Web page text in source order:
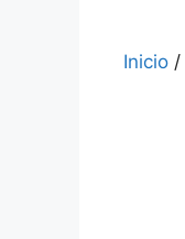
Inicio /